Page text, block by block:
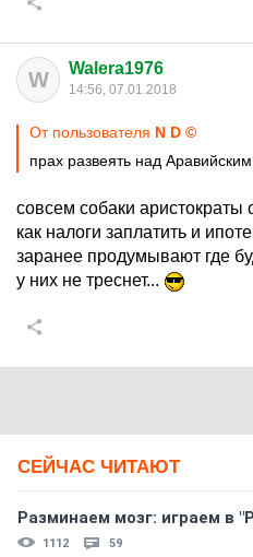
W Walera1976
14:56, 07.01.2018
От пользователя N D ©
прах развеять над
совсем собаки
как налоги заплатить и
заранее продумывают где
у них не треснет...
СЕЙЧАС ЧИТАЮТ
Разминаем мозг: играем в
1112 59